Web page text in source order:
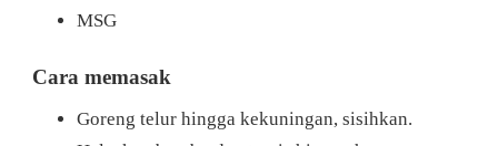
MSG
Cara memasak
Goreng telur hingga kekuningan, sisihkan.